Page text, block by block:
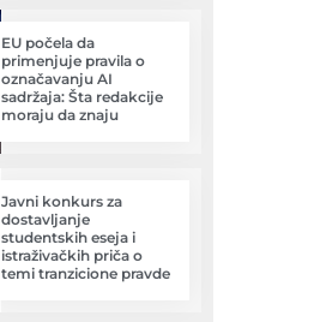
EU počela da
primenjuje pravila o
označavanju AI
sadržaja: Šta redakcije
moraju da znaju
Javni konkurs za
dostavljanje
studentskih eseja i
istraživačkih priča o
temi tranzicione pravde